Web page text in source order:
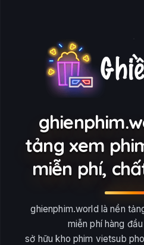
tảng xem
miễn phí,
ghienphim.world là nền
miễn phí hàng
sở hữu kho phim vietsub